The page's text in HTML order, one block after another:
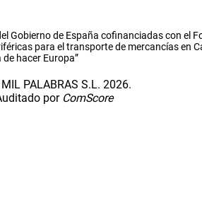
Gobierno de España cofinanciadas con el
para el transporte de mercancías en
de hacer Europa”
MIL PALABRAS S.L. 2026.
por ComScore